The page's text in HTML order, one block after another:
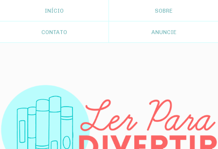
INÍCIO SOBRE
CONTATO ANUNCIE